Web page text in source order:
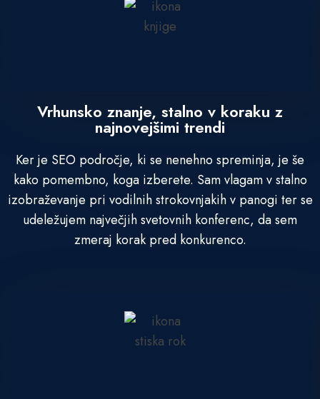
Vrhunsko znanje, stalno v koraku z
najnovejšimi trendi
Ker je SEO področje, ki se nenehno spreminja, je še
kako pomembno, koga izberete. Sam vlagam v stalno
izobraževanje pri vodilnih strokovnjakih v panogi ter se
udeležujem največjih svetovnih konferenc, da sem
zmeraj korak pred konkurenco.